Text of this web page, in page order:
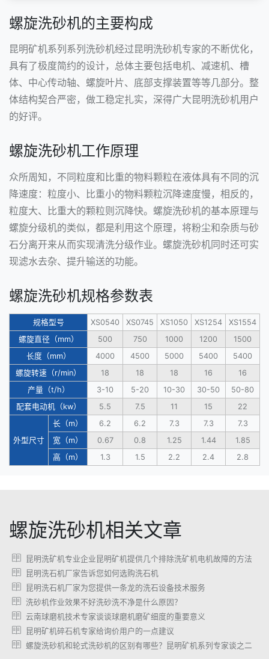
螺旋洗砂机的主要构成
昆明矿机系列系列洗砂机经过昆明洗砂机专家的不断优化，
具有了极度简约的设计，总体主要包括电机、减速机、槽
体、中心传动轴、螺旋叶片、底部支撑装置等等几部分。整
体结构契合严密，做工稳定扎实，深得广大昆明洗砂机用户
的好评。
螺旋洗砂机工作原理
众所周知，不同粒度和比重的物料颗粒在液体具有不同的沉
降速度：粒度小、比重小的物料颗粒沉降速度慢，相反的，
粒度大、比重大的颗粒则沉降快。 螺旋洗砂机的基本原理与
螺旋分级机的类似，都是利用这个原理，将粉尘和杂质与砂
石分离开来从而实现清洗分级作业。螺旋洗砂机同时还可实
现滤水去杂、提升输送的功能。
螺旋洗砂机规格参数表
规格型号 XS0540 XS0745 XS1050 XS1254
XS1554
螺旋直径（mm）
500 750 1000 1200
1500
长度（mm）
4000 4500 5000 5400
5400
螺旋转速（r/min）
18 18 18 16
16
产量（t/h）
3-10 5-20 10-30 30-50
50-80
配套电动机（kw）
5.5 7.5 11 15 22
外型尺寸
长（m） 6.2 6.2 7.3 7.3
7.3
宽（m）
0.67 0.8 1.25 1.44
1.85
高（m）
1.3 1.5 2.2 2.4 2.8
螺旋洗砂机相关文章
昆明洗矿机专业企业昆明矿机提供几个排除洗矿机电机故障的方法
昆明洗石机厂家告诉您如何选购洗石机
昆明洗石机厂家为您提供一条龙的洗石设备技术服务
洗砂机作业效果不好洗砂洗不净是什么原因？
云南球磨机技术专家谈谈球磨机磨矿细度的重要意义
昆明矿机碎石机专家给询价用户的一点建议
螺旋洗砂机和轮式洗砂机的区别有哪些？昆明矿机系列专家谈之二